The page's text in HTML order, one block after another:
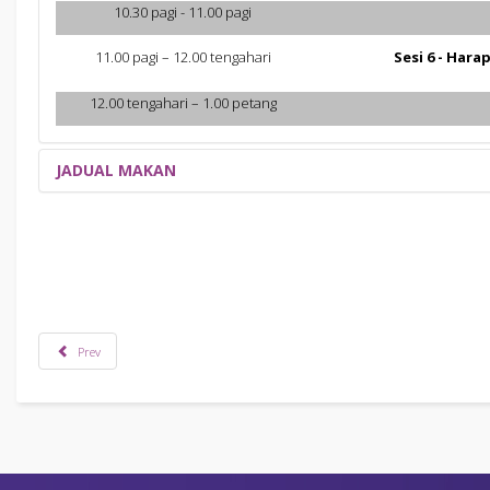
10.30 pagi - 11.00 pagi
11.00 pagi – 12.00 tengahari Sesi 6 -
12.00 tengahari – 1.00 petang
JADUAL MAKAN
Prev